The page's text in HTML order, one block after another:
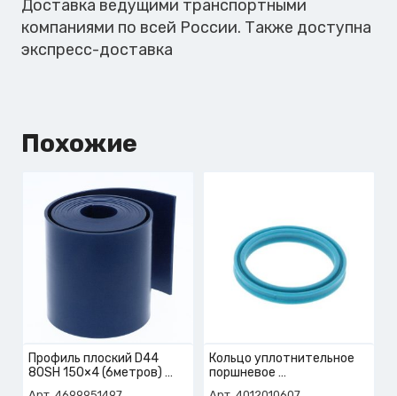
Доставка ведущими транспортными
компаниями по всей России. Также доступна
экспресс-доставка
Похожие
Профиль плоский D44
80SH 150×4 (6метров)
Кольцо уплотнительное
поршневое